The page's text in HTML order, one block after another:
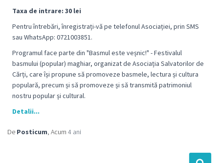
Taxa de intrare: 30 lei
Pentru întrebări, înregistrați-vă pe telefonul Asociației, prin SMS
sau WhatsApp: 0721003851.
Programul face parte din "Basmul este veșnic!" - Festivalul
basmului (popular) maghiar, organizat de Asociația Salvatorilor de
Cărți, care își propune să promoveze basmele, lectura și cultura
populară, precum și să promoveze și să transmită patrimoniul
nostru popular și cultural.
Detalii...
De Posticum, Acum 4 ani